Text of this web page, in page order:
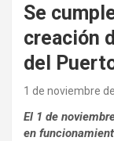
Se
creación
del
1 de noviembre
El 1 de
en